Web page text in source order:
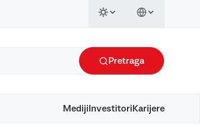
Pretraga
Mediji Investitori Karijere